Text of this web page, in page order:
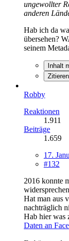
ungewollter
anderen
Hab ich da
übersehen?
seinem
Inhalt
Zitieren
Robby
Reaktionen
1.911
Beiträge
1.659
17.
#132
2016 konnte
Hat man aus
nachträglich
Hab hier was
Daten an